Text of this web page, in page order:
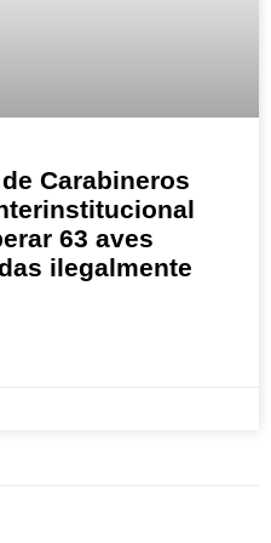
Carabineros
63 aves
ilegalmente